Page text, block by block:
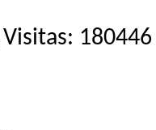
180446